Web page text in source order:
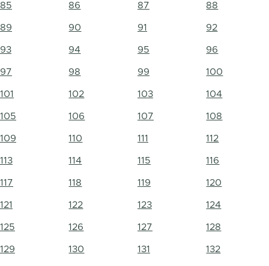
85 86 87 88
89 90 91 92
93 94 95 96
97 98 99 100
101 102 103 104
105 106 107 108
109 110 111 112
113 114 115 116
117 118 119 120
121 122 123 124
125 126 127 128
129 130 131 132